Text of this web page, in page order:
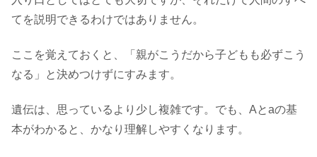
てを説明できるわけではありません。
ここを覚えておくと、「親がこうだから子どもも必ずこう
なる」と決めつけずにすみます。
遺伝は、思っているより少し複雑です。でも、Aとaの基
本がわかると、かなり理解しやすくなります。